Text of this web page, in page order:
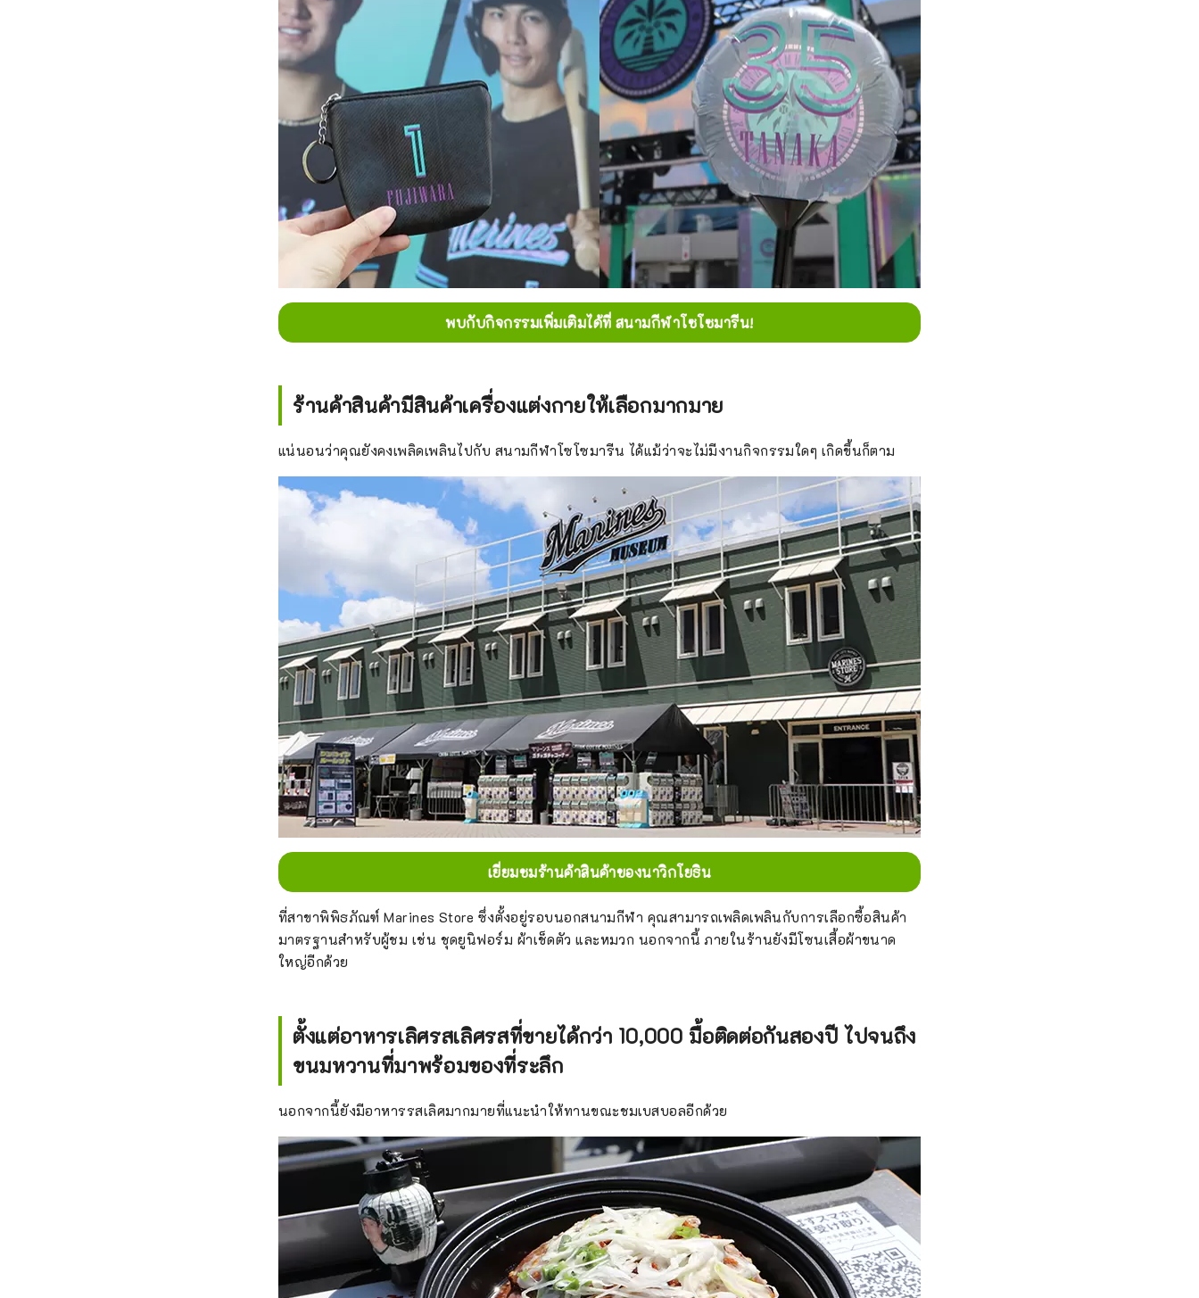
พบกับกิจกรรมเพิ่มเติมได้ที่ สนามกีฬาโซโซมารีน!
ร้านค้าสินค้ามีสินค้าเครื่องแต่งกายให้เลือกมากมาย
แน่นอนว่าคุณยังคงเพลิดเพลินไปกับ สนามกีฬาโซโซมารีน ได้แม้ว่าจะไม่มีงานกิจกรรมใดๆ เกิดขึ้นก็ตาม
เยี่ยมชมร้านค้าสินค้าของนาวิกโยธิน
ที่สาขาพิพิธภัณฑ์ Marines Store ซึ่งตั้งอยู่รอบนอกสนามกีฬา คุณสามารถเพลิดเพลินกับการเลือกซื้อสินค้า
มาตรฐานสำหรับผู้ชม เช่น ชุดยูนิฟอร์ม ผ้าเช็ดตัว และหมวก นอกจากนี้ ภายในร้านยังมีโซนเสื้อผ้าขนาด
ใหญ่อีกด้วย
ตั้งแต่อาหารเลิศรสเลิศรสที่ขายได้กว่า 10,000 มื้อติดต่อกันสองปี ไปจนถึง
ขนมหวานที่มาพร้อมของที่ระลึก
นอกจากนี้ยังมีอาหารรสเลิศมากมายที่แนะนำให้ทานขณะชมเบสบอลอีกด้วย